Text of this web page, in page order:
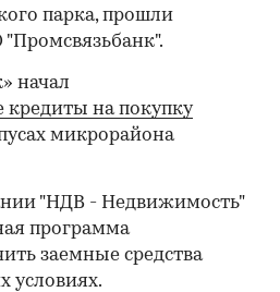
парка, прошли
начал
кредиты на покупку
микрорайона
"НДВ - Недвижимость"
программа
заемные средства
условиях.